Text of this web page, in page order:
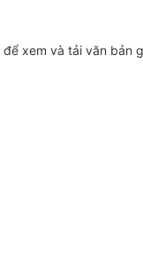
để xem và tải văn bản